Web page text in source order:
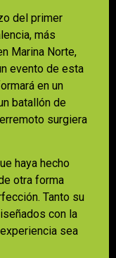
del primer
más
Marina Norte,
evento de esta
en un
batallón de
surgiera
haya hecho
otra forma
Tanto su
con la
sea